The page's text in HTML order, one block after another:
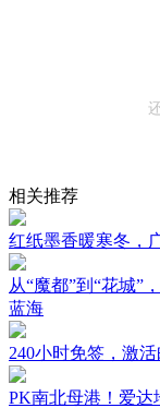
相关推荐
红纸墨香暖寒冬，
从“魔都”到“花城”
蓝海
240小时免签，激
PK南北母港！爱达